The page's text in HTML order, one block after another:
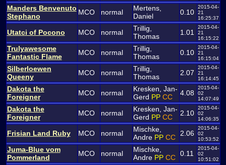
Manders Benvenuto
Stephano
MCO normal
Mertens,
Daniel
0.10
2015-04-
21
16:25:37
Utatci of Pocono MCO normal
Trillig,
Thomas
1.01
2015-04-
21
16:15:22
Trulyawesome
Fantastic Flame
MCO normal
Trillig,
Thomas
0.10
2015-04-
21
16:15:04
Silberloewen
Queeny
MCO normal
Trillig,
Thomas
2.07
2015-04-
21
16:14:45
Dakota the
Foreigner
MCO normal
Kresken, Jan-
Gerd PPCC 4.08
2015-04-
02
14:07:49
Dakota the
Foreigner
MCO normal
Kresken, Jan-
Gerd PPCC 2.10
2015-04-
02
14:06:35
Frisian Land Ruby MCO normal
Mischke,
AndrePPCC 2.06
2015-04-
02
10:53:52
Juma-Blue vom
Pommerland
MCO normal
Mischke,
AndrePPCC 0.11
2015-04-
02
10:51:02